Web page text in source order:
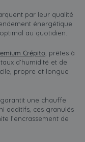
par leur qualité
énergétique
au quotidien.
Crépito, prêtes à
d’humidité et de
propre et longue
une chauffe
additifs, ces granulés
l’encrassement de